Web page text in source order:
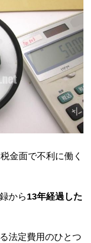
金面で不利に働く
から13年経過した
法定費用のひとつ